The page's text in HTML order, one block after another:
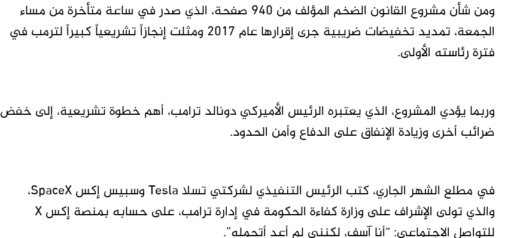
ومن شأن مشروع القانون الضخم المؤلف من 940 صفحة، الذي صدر في ساعة متأخرة من مساء
الجمعة، تمديد تخفيضات ضريبية جرى إقرارها عام 2017 ومثلت إنجازاً تشريعياً كبيراً لترمب في
فترة رئاسته الأولى.
وربما يؤدي المشروع، الذي يعتبره الرئيس الأميركي دونالد ترامب، أهم خطوة تشريعية، إلى خفض
ضرائب أخرى وزيادة الإنفاق على الدفاع وأمن الحدود.
في مطلع الشهر الجاري، كتب الرئيس التنفيذي لشركتي تسلا Tesla وسبيس إكس SpaceX،
والذي تولى الإشراف على وزارة كفاءة الحكومة في إدارة ترامب، على حسابه بمنصة إكس X
للتواصل الاجتماعي: “أنا آسف، لكنني لم أعد أتحمله”.